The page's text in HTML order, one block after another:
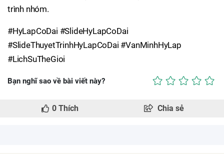
trình nhóm.
#HyLapCoDai #SlideHyLapCoDai
#SlideThuyetTrinhHyLapCoDai #VanMinhHyLap
#LichSuTheGioi
Bạn nghĩ sao về bài viết này?
0 Thích Chia sẻ